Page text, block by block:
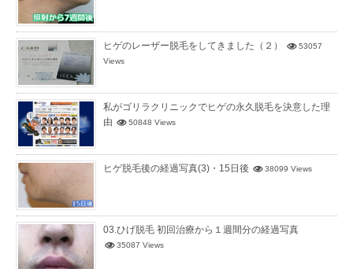
ヒゲのレーザー脱毛をしてきました（２）
53057
Views
私がゴリラクリニックでヒゲの永久脱毛を決意した理
由
50848 Views
ヒゲ脱毛後の経過写真(3)・15日後 38099 Views
03.ひげ脱毛 初回治療から１週間分の経過写真
35087 Views